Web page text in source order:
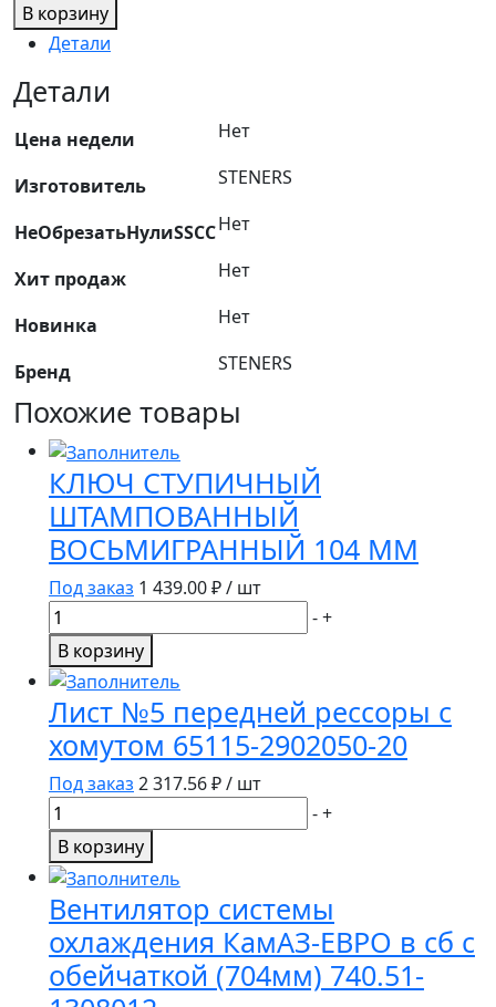
В корзину
Детали
Детали
Цена недели Нет
Изготовитель STENERS
НеОбрезатьНулиSSCCНет
Хит продаж Нет
Новинка Нет
Бренд STENERS
Похожие товары
КЛЮЧ СТУПИЧНЫЙ
ШТАМПОВАННЫЙ
ВОСЬМИГРАННЫЙ 104 ММ
Под заказ 1 439.00₽ / шт
Количество
товара
КЛЮЧ
СТУПИЧНЫЙ
ШТАМПОВАННЫЙ
ВОСЬМИГРАННЫЙ
104
ММ
-+
В корзину
Лист №5 передней рессоры с
хомутом 65115-2902050-20
Под заказ 2 317.56₽ / шт
Количество
товара
Лист
№5
передней
рессоры
с
хомутом
-+
В корзину
Вентилятор системы
охлаждения КамАЗ-ЕВРО в сб с
обейчаткой (704мм) 740.51-